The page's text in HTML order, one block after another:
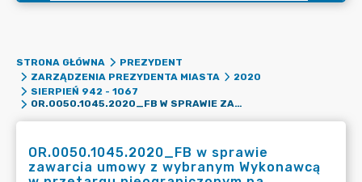
STRONA GŁÓWNA
PREZYDENT
ZARZĄDZENIA PREZYDENTA MIASTA
2020
SIERPIEŃ 942 - 1067
OR.0050.1045.2020_FB W SPRAWIE ZAWARCIA UMOWY Z WYBRANYM WYKONAWCĄ W PRZETARGU NIEOGRANICZONYM NA ZACIĄGNIĘCIE KREDYTU BANKOWEGO, ZŁOTÓWKOWEGO, DŁUGOTERMINOWEGO W KWOCIE 20.000.000,00 ZŁ NA FINANSOWANIE PLANOWANEGO DEFICYTU BUDŻETU.
OR.0050.1045.2020_FB w sprawie
zawarcia umowy z wybranym Wykonawcą